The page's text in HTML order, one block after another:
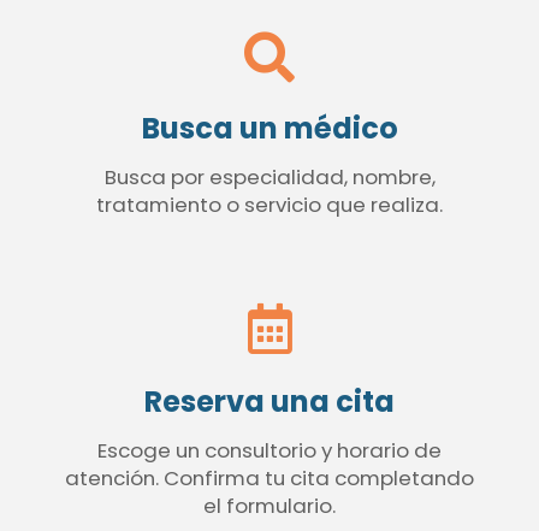
Busca un médico
Busca por especialidad, nombre,
tratamiento o servicio que realiza.
Reserva una cita
Escoge un consultorio y horario de
atención. Confirma tu cita completando
el formulario.